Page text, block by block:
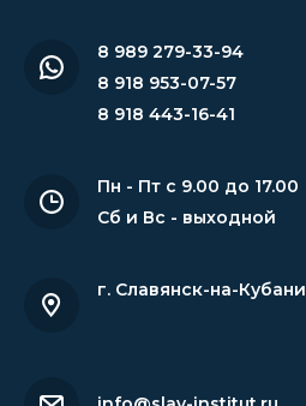
8 989 279-33-94
8 918 953-07-57
8 918 443-16-41
Пн - Пт с 9.00 до 17.00
Сб и Вс - выходной
г. Славянск-на-Кубани